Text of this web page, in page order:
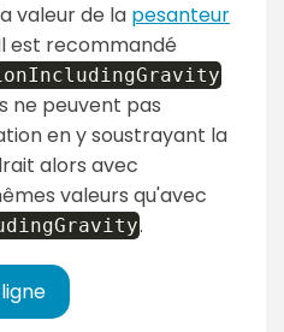
valeur de la pesanteur
est recommandé
ne peuvent pas
en y soustrayant la
alors avec
valeurs qu'avec
.